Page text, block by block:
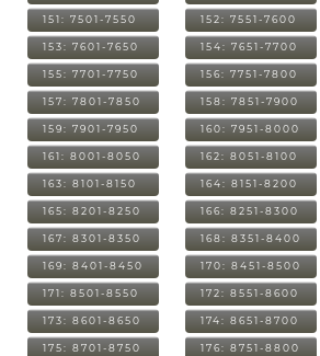
151: 7501-7550 152: 7551-7600
153: 7601-7650 154: 7651-7700
155: 7701-7750 156: 7751-7800
157: 7801-7850 158: 7851-7900
159: 7901-7950 160: 7951-8000
161: 8001-8050 162: 8051-8100
163: 8101-8150 164: 8151-8200
165: 8201-8250 166: 8251-8300
167: 8301-8350 168: 8351-8400
169: 8401-8450 170: 8451-8500
171: 8501-8550 172: 8551-8600
173: 8601-8650 174: 8651-8700
175: 8701-8750 176: 8751-8800